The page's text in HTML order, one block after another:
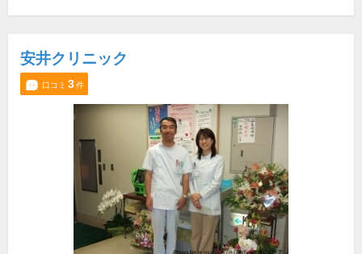
安井クリニック
口コミ 3件